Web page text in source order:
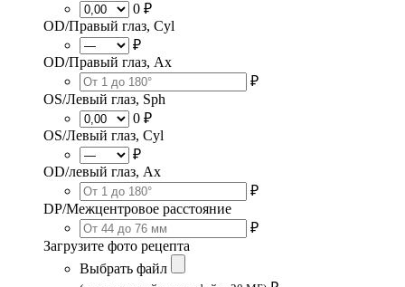
0 ₽
OD/Правый глаз, Cyl
₽
OD/Правый глаз, Ax
₽
OS/Левый глаз, Sph
0 ₽
OS/Левый глаз, Cyl
₽
OD/левый глаз, Ax
₽
DP/Межцентровое расстояние
₽
Загрузите фото рецепта
Выбрать файл